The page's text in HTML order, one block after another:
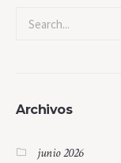
Archivos
junio 2026